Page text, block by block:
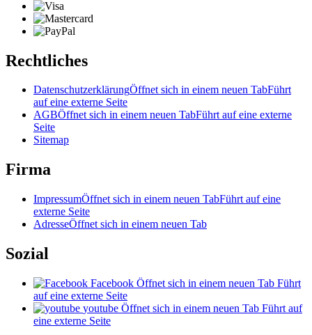
Rechtliches
DatenschutzerklärungÖffnet sich in einem neuen TabFührt
auf eine externe Seite
AGBÖffnet sich in einem neuen TabFührt auf eine externe
Seite
Sitemap
Firma
ImpressumÖffnet sich in einem neuen TabFührt auf eine
externe Seite
AdresseÖffnet sich in einem neuen Tab
Sozial
Facebook Öffnet sich in einem neuen Tab Führt
auf eine externe Seite
youtube Öffnet sich in einem neuen Tab Führt auf
eine externe Seite